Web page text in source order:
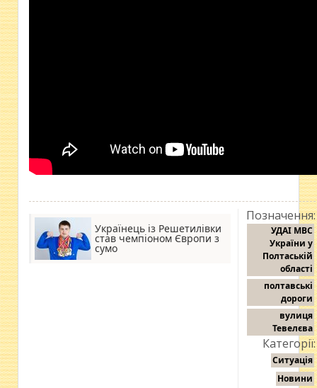
Українець із Решетилівки
став чемпіоном Європи з
сумо
Позначення:
УДАІ МВС
України у
Полтаській
області
полтавські
дороги
вулиця
Тевелєва
Категорії:
Ситуація
Новини